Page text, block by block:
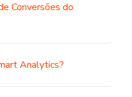
Conversões do
Analytics?